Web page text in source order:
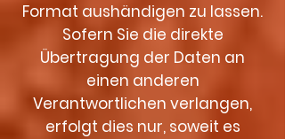
Format aushändigen zu lassen.
Sofern Sie die direkte
Übertragung der Daten an
einen anderen
Verantwortlichen verlangen,
erfolgt dies nur, soweit es